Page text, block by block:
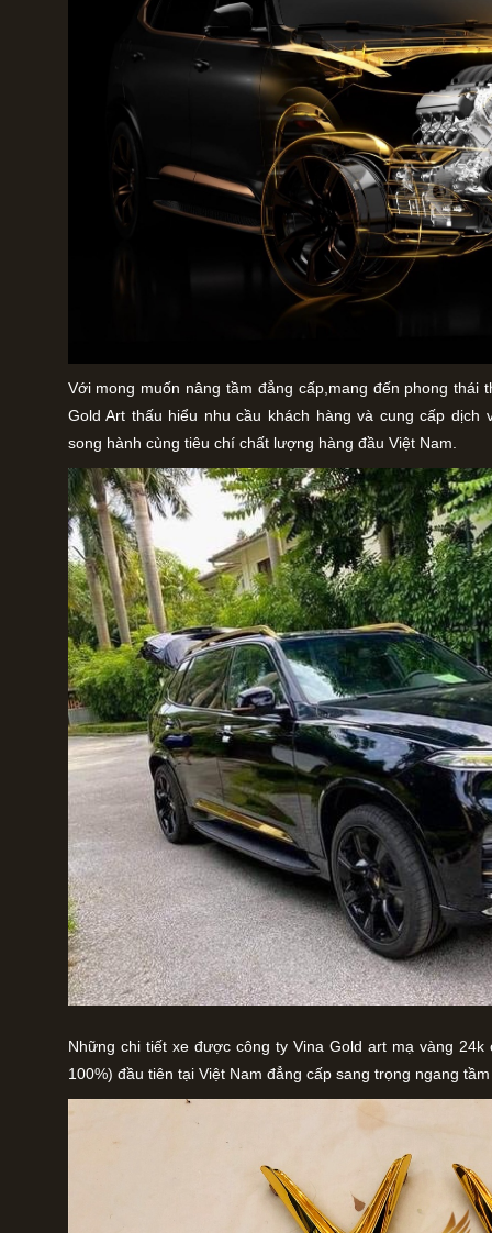
Với mong muốn nâng tầm đẳng cấp,mang đến phong thái
Gold Art thấu hiểu nhu cầu khách hàng và cung cấp dịch
song hành cùng tiêu chí chất lượng hàng đầu Việt Nam.
Những chi tiết xe được công ty Vina Gold art mạ vàng
100%) đầu tiên tại Việt Nam đẳng cấp sang trọng ngang